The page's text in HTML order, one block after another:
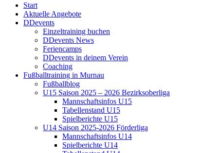
Start
Aktuelle Angebote
DDevents
Einzeltraining buchen
DDevents News
Feriencamps
DDevents in deinem Verein
Coaching
Fußballtraining in Murnau
Fußballblog
U15 Saison 2025 – 2026 Bezirksoberliga
Mannschaftsinfos U15
Tabellenstand U15
Spielberichte U15
U14 Saison 2025-2026 Förderliga
Mannschaftsinfos U14
Spielberichte U14